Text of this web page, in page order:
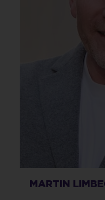
MARTIN